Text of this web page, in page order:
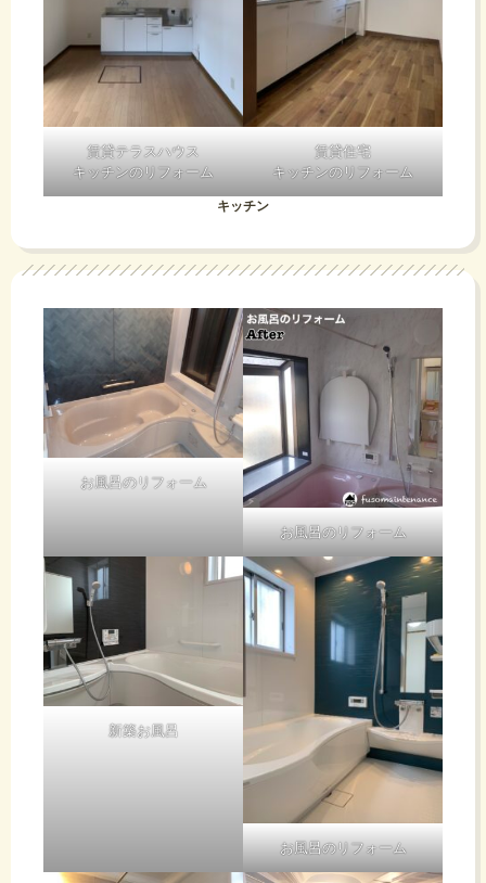
賃貸テラスハウス
キッチンのリフォーム
賃貸住宅
キッチンのリフォーム
キッチン
お風呂のリフォーム
お風呂のリフォーム
新築お風呂
お風呂のリフォーム